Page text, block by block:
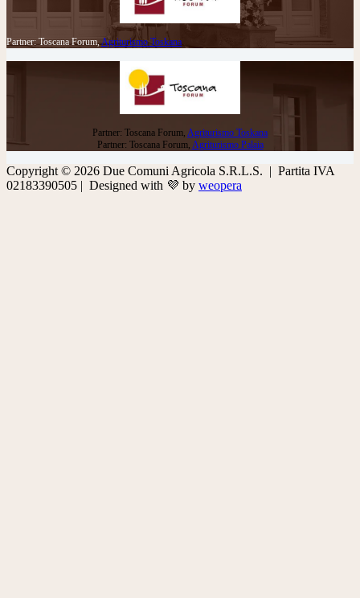
Partner: Toscana Forum,Agriturismo Toskana
Partner: Toscana Forum, Agriturismo Toskana
Partner: Toscana Forum, Agriturismo Palaia
Copyright © 2026 Due Comuni Agricola S.R.L.S. | Partita IVA
02183390505 | Designed with 💜 by weopera